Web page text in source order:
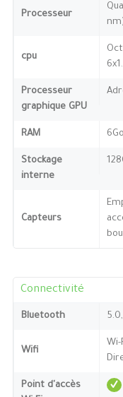
Processeur
cpu
Processeur
graphique GPU
RAM
Stockage
interne
Capteurs
Connectivité
Bluetooth
Wifi
Wi-
Point d'accès